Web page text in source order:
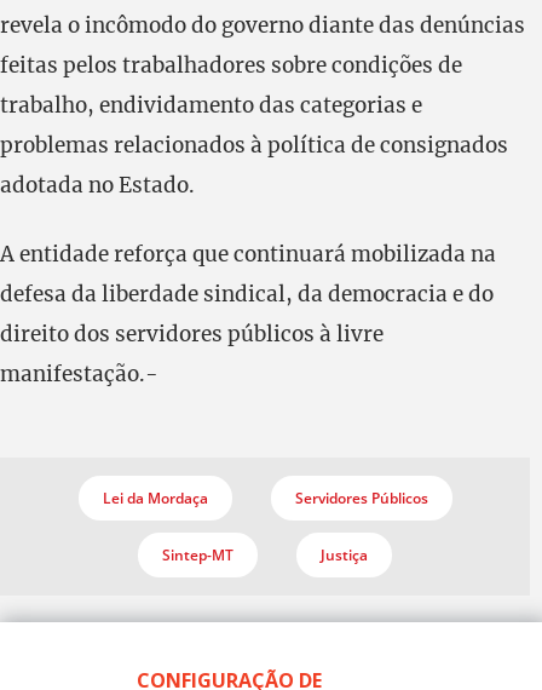
CONFIGURAÇÃO DE
revela o incômodo do governo diante das denúncias
feitas pelos trabalhadores sobre condições de
trabalho, endividamento das categorias e
problemas relacionados à política de consignados
adotada no Estado.
A entidade reforça que continuará mobilizada na
defesa da liberdade sindical, da democracia e do
direito dos servidores públicos à livre
manifestação.-
Lei da Mordaça Servidores Públicos
Sintep-MT Justiça